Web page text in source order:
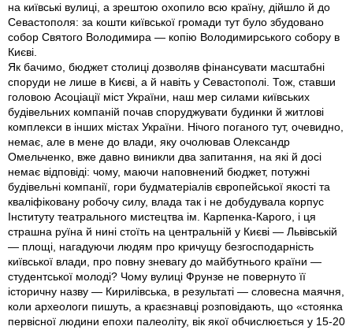
на київськi вулицi, а зрештою охопило всю країну, дiйшло й до
Севастополя: за кошти київської громади тут було збудовано
собор Святого Володимира — копiю Володимирського собору в
Києвi.
Як бачимо, бюджет столицi дозволяв фiнансувати масштабнi
споруди не лише в Києвi, а й навiть у Севастополi. Тож, ставши
головою Асоцiацiї мiст України, наш мер силами київських
будiвельних компанiй почав споруджувати будинки й житловi
комплекси в iнших мiстах України. Нiчого поганого тут, очевидно,
немає, але в мене до влади, яку очолював Олександр
Омельченко, вже давно виникли два запитання, на якi й досi
немає вiдповiдi: чому, маючи наповнений бюджет, потужнi
будiвельнi компанiї, гори будматерiалiв європейської якостi та
квалiфiковану робочу силу, влада так i не добудувала корпус
Інституту театрального мистецтва iм. Карпенка-Карого, i ця
страшна руїна й нинi стоїть на центральнiй у Києвi — Львiвськiй
— площi, нагадуючи людям про кричущу безгосподарнiсть
київської влади, про повну зневагу до майбутнього країни —
студентської молодi? Чому вулицi Фрунзе не повернуто її
iсторичну назву — Кирилiвська, в результатi — словесна маячня,
коли археологи пишуть, а краєзнавцi розповiдають, що «стоянка
первiсної людини епохи палеолiту, вiк якої обчислюється у 15-20